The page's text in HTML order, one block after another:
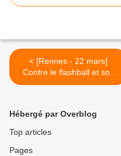
< [Rennes - 22 mars]
Contre le flashball et son
monde, ne désarmons pas !
Hébergé par Overblog
Top articles
Pages